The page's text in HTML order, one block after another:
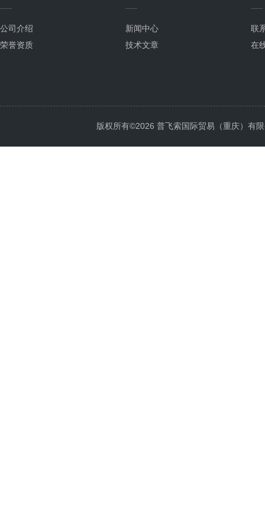
公司介绍
荣誉资质
新闻中心
技术文章
联
在
版权所有©2026 普飞索国际贸易（重庆）有